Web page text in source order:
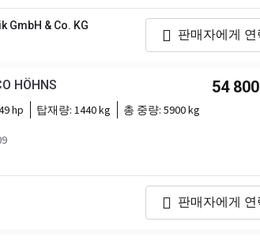
GmbH & Co. KG
판매자에게 연
HÖHNS
hp 탑재량: 1440 kg 총 중량: 5900 kg
54 800
판매자에게 연